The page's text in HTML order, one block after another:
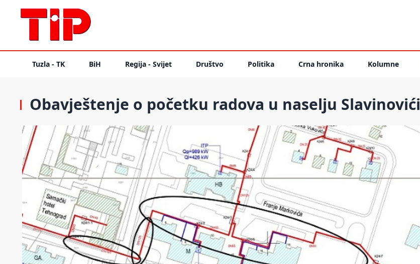
Tuzla - TK BiH Regija - Svijet Društvo Politika Crna hronika Kolumne
Obavještenje o početku radova u naselju Slavinovići